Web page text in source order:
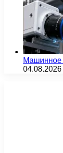
Машинное
04.08.2026